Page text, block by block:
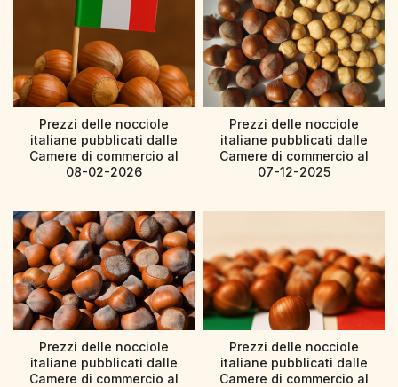
Prezzi delle nocciole
italiane pubblicati dalle
Camere di commercio al
08-02-2026
Prezzi delle nocciole
italiane pubblicati dalle
Camere di commercio al
07-12-2025
Prezzi delle nocciole
italiane pubblicati dalle
Camere di commercio al
Prezzi delle nocciole
italiane pubblicati dalle
Camere di commercio al